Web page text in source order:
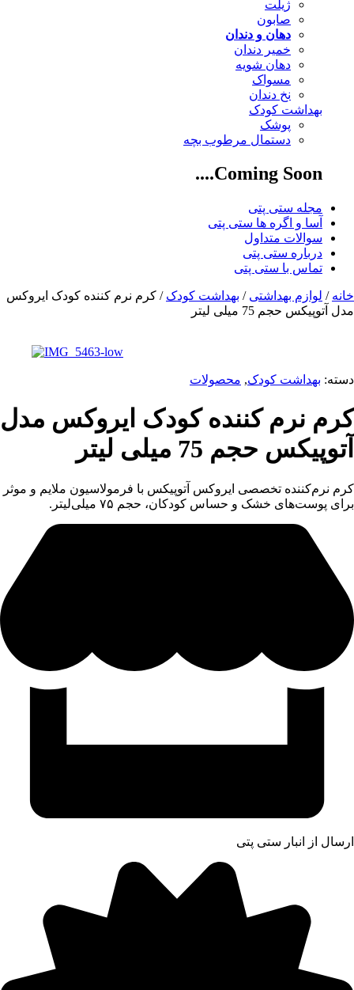
ژیلت
صابون
دهان و دندان
خمیر دندان
دهان شویه
مسواک
نخ دندان
بهداشت کودک
پوشک
دستمال مرطوب بچه
Coming Soon....
مجله ستی پتی
آسا و اگره ها ستی پتی
سوالات متداول
درباره ستی پتی
تماس با ستی پتی
خانه / لوازم بهداشتی / بهداشت کودک / کرم نرم کننده کودک ایروکس
مدل آتوپیکس حجم 75 میلی‌ لیتر
دسته: بهداشت کودک, محصولات
کرم نرم کننده کودک ایروکس مدل
آتوپیکس حجم 75 میلی‌ لیتر
کرم نرم‌کننده تخصصی ایروکس آتوپیکس با فرمولاسیون ملایم و موثر
برای پوست‌های خشک و حساس کودکان، حجم ۷۵ میلی‌لیتر.
ارسال از انبار ستی پتی